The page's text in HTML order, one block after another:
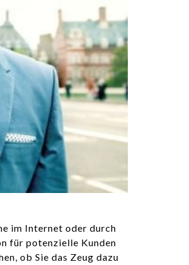
im Internet oder durch
für potenzielle Kunden
ob Sie das Zeug dazu